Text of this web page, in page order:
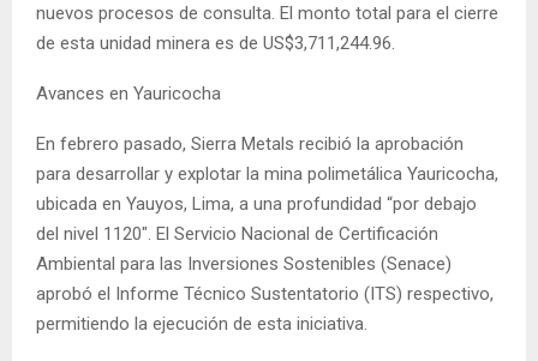
nuevos procesos de consulta. El monto total para el cierre
de esta unidad minera es de US$3,711,244.96.
Avances en Yauricocha
En febrero pasado, Sierra Metals recibió la aprobación
para desarrollar y explotar la mina polimetálica Yauricocha,
ubicada en Yauyos, Lima, a una profundidad “por debajo
del nivel 1120″. El Servicio Nacional de Certificación
Ambiental para las Inversiones Sostenibles (Senace)
aprobó el Informe Técnico Sustentatorio (ITS) respectivo,
permitiendo la ejecución de esta iniciativa.